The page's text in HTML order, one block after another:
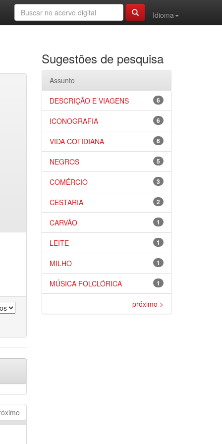
Idioma
Sugestões de pesquisa
Assunto
6
DESCRIÇÃO E VIAGENS
6
ICONOGRAFIA
6
VIDA COTIDIANA
5
NEGROS
3
COMÉRCIO
2
CESTARIA
1
CARVÃO
1
LEITE
1
MILHO
1
MÚSICA FOLCLÓRICA
próximo >